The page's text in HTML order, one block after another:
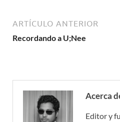
ARTÍCULO ANTERIOR
Recordando a U;Nee
Acerca
Editor y